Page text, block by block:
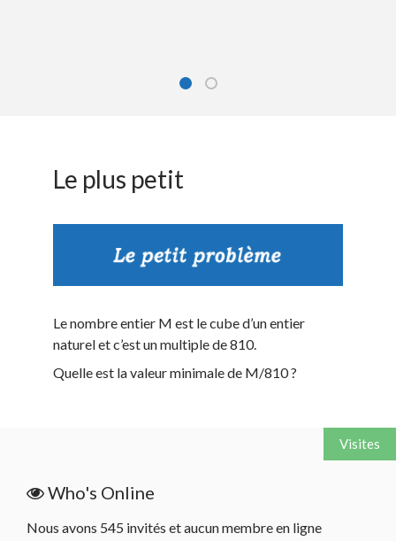
Bienvenue
Sur ce site
Le plus petit
Le nombre entier M est le cube d’un entier
naturel et c’est un multiple de 810.
Quelle est la valeur minimale de M/810 ?
Visites
Who's Online
Nous avons 545 invités et aucun membre en ligne